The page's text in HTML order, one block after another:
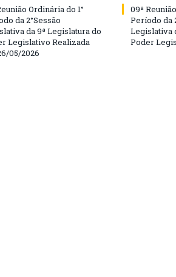
Ordinária do 1°
da 2°Sessão
da 9ª Legislatura do
Legislativo Realizada
05/2026
09ª
Período da
Legislativa
Poder